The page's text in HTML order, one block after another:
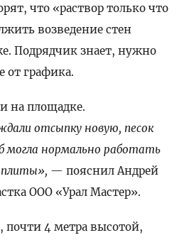
что «раствор только что
возведение стен
Подрядчик знает, нужно
от графика.
на площадке.
отсыпку новую, песок
могла нормально работать
плиты», — пояснил Андрей
ООО «Урал Мастер».
почти 4 метра высотой,